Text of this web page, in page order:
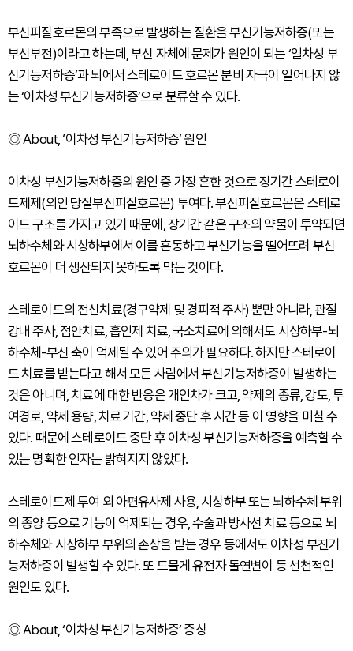
부신피질호르몬의 부족으로 발생하는 질환을 부신기능저하증(또는
부신부전)이라고 하는데, 부신 자체에 문제가 원인이 되는 ‘일차성 부
신기능저하증’과 뇌에서 스테로이드 호르몬 분비 자극이 일어나지 않
는 ‘이차성 부신기능저하증’으로 분류할 수 있다.
◎ About, ‘이차성 부신기능저하증’ 원인
이차성 부신기능저하증의 원인 중 가장 흔한 것으로 장기간 스테로이
드제제(외인 당질부신피질호르몬) 투여다. 부신피질호르몬은 스테로
이드 구조를 가지고 있기 때문에, 장기간 같은 구조의 약물이 투약되면
뇌하수체와 시상하부에서 이를 혼동하고 부신기능을 떨어뜨려 부신
호르몬이 더 생산되지 못하도록 막는 것이다.
스테로이드의 전신치료(경구약제 및 경피적 주사) 뿐만 아니라, 관절
강내 주사, 점안치료, 흡인제 치료, 국소치료에 의해서도 시상하부-뇌
하수체-부신 축이 억제될 수 있어 주의가 필요하다. 하지만 스테로이
드 치료를 받는다고 해서 모든 사람에서 부신기능저하증이 발생하는
것은 아니며, 치료에 대한 반응은 개인차가 크고, 약제의 종류, 강도, 투
여경로, 약제 용량, 치료 기간, 약제 중단 후 시간 등 이 영향을 미칠 수
있다. 때문에 스테로이드 중단 후 이차성 부신기능저하증을 예측할 수
있는 명확한 인자는 밝혀지지 않았다.
스테로이드제 투여 외 아편유사제 사용, 시상하부 또는 뇌하수체 부위
의 종양 등으로 기능이 억제되는 경우, 수술과 방사선 치료 등으로 뇌
하수체와 시상하부 부위의 손상을 받는 경우 등에서도 이차성 부진기
능저하증이 발생할 수 있다. 또 드물게 유전자 돌연변이 등 선천적인
원인도 있다.
◎ About, ‘이차성 부신기능저하증’ 증상